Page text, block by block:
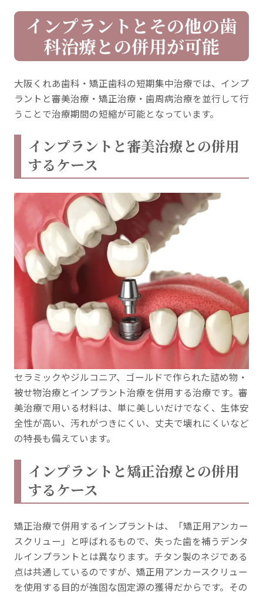
インプラントとその他の歯
科治療との併用が可能
大阪くれあ歯科・矯正歯科の短期集中治療では、インプ
ラントと審美治療・矯正治療・歯周病治療を並行して行
うことで治療期間の短縮が可能となっています。
インプラントと審美治療との併用
するケース
セラミックやジルコニア、ゴールドで作られた詰め物・
被せ物治療とインプラント治療を併用する治療です。審
美治療で用いる材料は、単に美しいだけでなく、生体安
全性が高い、汚れがつきにくい、丈夫で壊れにくいなど
の特長も備えています。
インプラントと矯正治療との併用
するケース
矯正治療で併用するインプラントは、「矯正用アンカー
スクリュー」と呼ばれるもので、失った歯を補うデンタ
ルインプラントとは異なります。チタン製のネジである
点は共通しているのですが、矯正用アンカースクリュー
を使用する目的が強固な固定源の獲得だからです。その